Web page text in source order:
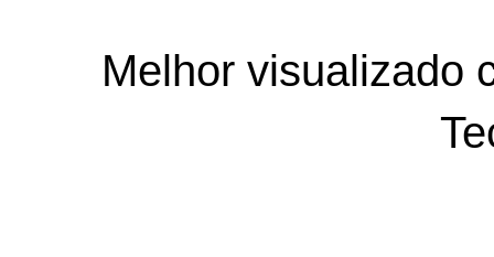
Melhor visualizado